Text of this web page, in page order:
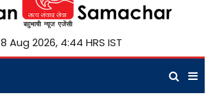
8 Aug 2026, 4:44 HRS IST